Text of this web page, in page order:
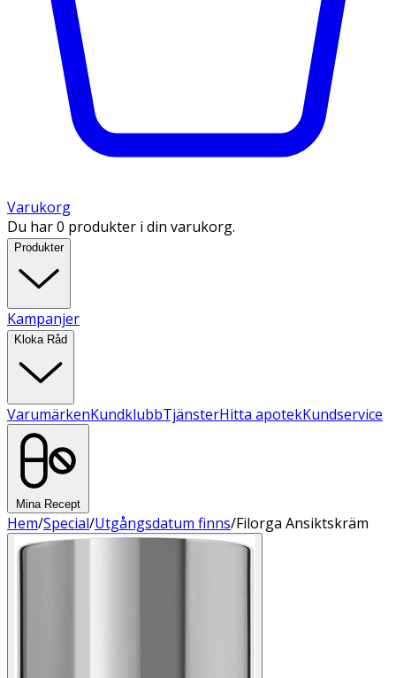
Varukorg
Du har 0 produkter i din varukorg.
Produkter
Kampanjer
Kloka Råd
VarumärkenKundklubbTjänsterHitta apotekKundservice
Mina Recept
Hem/Special/Utgångsdatum finns/Filorga Ansiktskräm